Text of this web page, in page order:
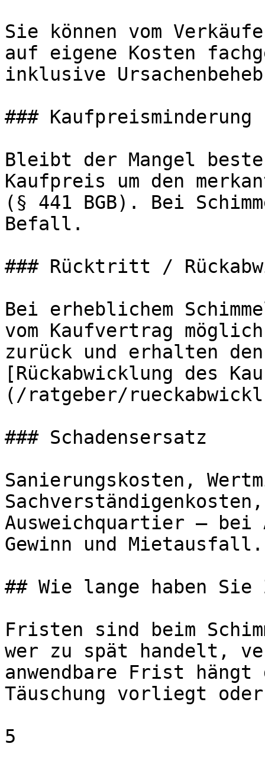
Sie können vom
auf eigene Kosten
inklusive
### Kaufpreisminderung
Bleibt der Mangel
Kaufpreis um den
(§ 441 BGB). Bei
Befall.
### Rücktritt /
Bei erheblichem
vom Kaufvertrag
zurück und erhalten
[Rückabwicklung des
(/ratgeber/
### Schadensersatz
Sanierungskosten,
Ausweichquartier — bei
Gewinn und Mietausfall.
## Wie lange haben Sie
Fristen sind beim
wer zu spät handelt,
anwendbare Frist
Täuschung vorliegt
5